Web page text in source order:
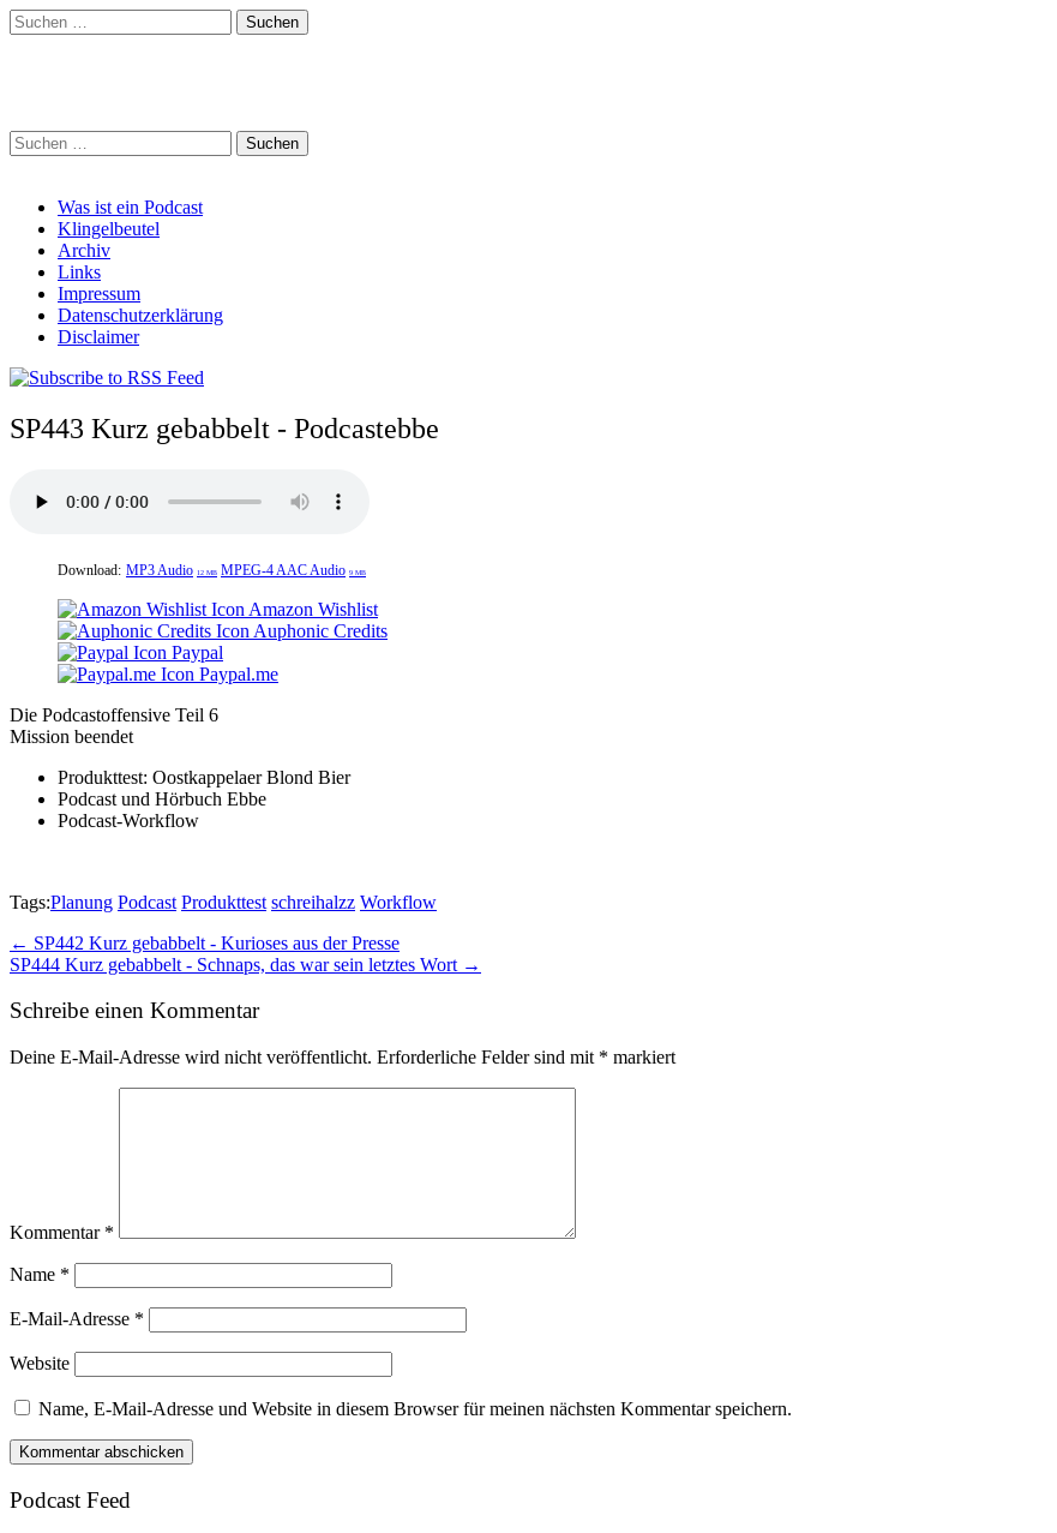
Suchen
nach:
Suchen
nach:
Main
menu
Skip
content
Was ist ein Podcast
Klingelbeutel
Archiv
Links
Impressum
Datenschutzerklärung
Disclaimer
SP443 Kurz gebabbelt - Podcastebbe
Download: MP3 Audio 12 MB MPEG-4 AAC Audio 9 MB
Amazon Wishlist
Auphonic Credits
Paypal
Paypal.me
Die Podcastoffensive Teil 6
Mission beendet
Produkttest: Oostkappelaer Blond Bier
Podcast und Hörbuch Ebbe
Podcast-Workflow
Tags:Planung Podcast Produkttest schreihalzz Workflow
Post
navigation
← SP442 Kurz gebabbelt - Kurioses aus der Presse
SP444 Kurz gebabbelt - Schnaps, das war sein letztes Wort →
Schreibe einen Kommentar
Deine E-Mail-Adresse wird nicht veröffentlicht. Erforderliche Felder sind mit * markiert
Kommentar *
Name *
E-Mail-Adresse *
Website
Name, E-Mail-Adresse und Website in diesem Browser für meinen nächsten Kommentar speichern.
Podcast Feed